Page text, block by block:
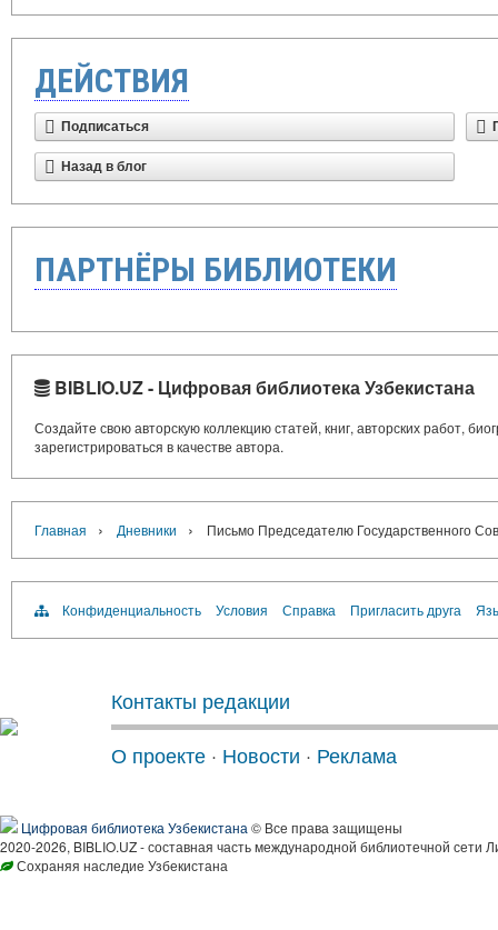
ДЕЙСТВИЯ
Подписаться
Назад в блог
ПАРТНЁРЫ БИБЛИОТЕКИ
BIBLIO.UZ - Цифровая библиотека Узбекистана
Создайте свою авторскую коллекцию статей, книг, авторских работ,
зарегистрироваться в качестве автора.
Главная › Дневники › Письмо Председателю Государственного
Конфиденциальность Условия Справка Пригласить друга
Контакты редакции
О проекте · Новости · Реклама
Цифровая библиотека Узбекистана © Все права защищены
2020-2026, BIBLIO.UZ - составная часть международной библиотечной сети
Сохраняя наследие Узбекистана